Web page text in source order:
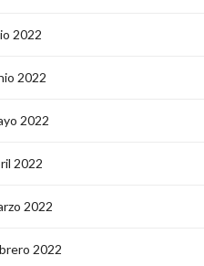
2022
2022
2022
2022
2022
2022